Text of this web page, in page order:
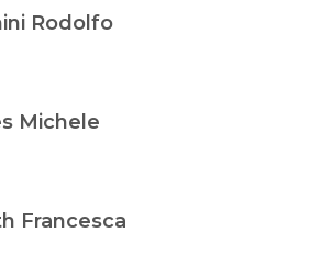
Rodolfo
Michele
Francesca